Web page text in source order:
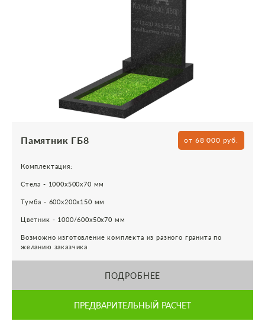
Памятник ГБ8 от 68 000 руб.
Комплектация:
Стела - 1000х500х70 мм
Тумба - 600х200х150 мм
Цветник - 1000/600х50х70 мм
Возможно изготовление комплекта из разного гранита по
желанию заказчика
ПОДРОБНЕЕ
ПРЕДВАРИТЕЛЬНЫЙ РАСЧЕТ